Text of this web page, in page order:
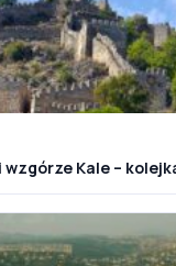
wzgórze Kale –